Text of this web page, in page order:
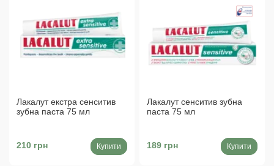
Лакалут екстра сенситив
зубна паста 75 мл
210 грн Купити
Лакалут сенситив зубна
паста 75 мл
189 грн Купити